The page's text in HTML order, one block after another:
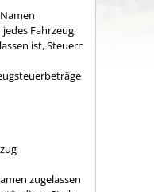
Fahrzeug,
ist, Steuern
zugelassen